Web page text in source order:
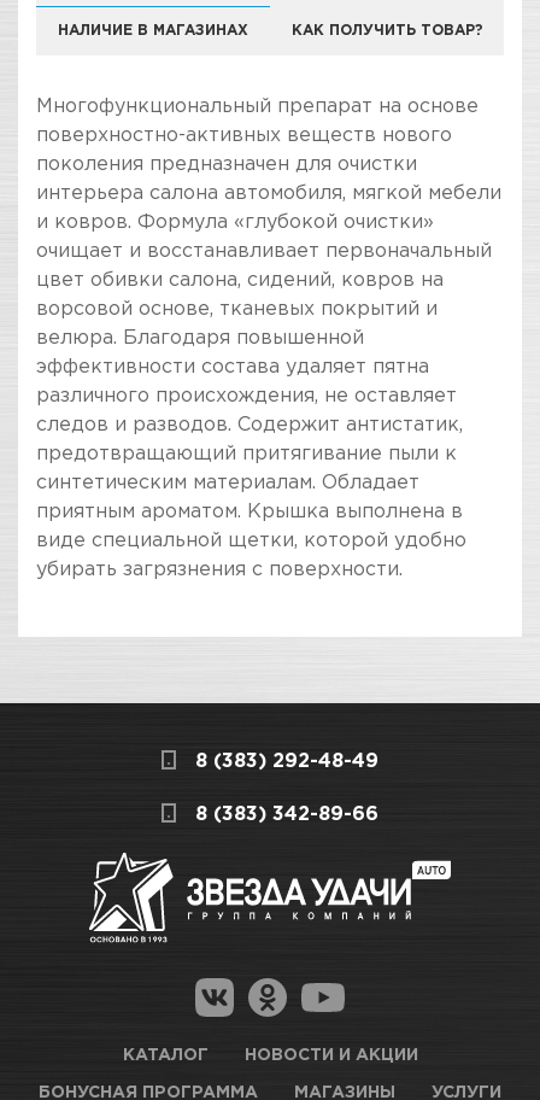
НАЛИЧИЕ В МАГАЗИНАХ КАК ПОЛУЧИТЬ ТОВАР?
Многофункциональный препарат на основе
поверхностно-активных веществ нового
поколения предназначен для очистки
интерьера салона автомобиля, мягкой мебели
и ковров. Формула «глубокой очистки»
очищает и восстанавливает первоначальный
цвет обивки салона, сидений, ковров на
ворсовой основе, тканевых покрытий и
велюра. Благодаря повышенной
эффективности состава удаляет пятна
различного происхождения, не оставляет
следов и разводов. Содержит антистатик,
предотвращающий притягивание пыли к
синтетическим материалам. Обладает
приятным ароматом. Крышка выполнена в
виде специальной щетки, которой удобно
убирать загрязнения с поверхности.
Очистка, Для текстиля,
Универсальное,
Прозрачный
Вес / Размер / Объем 335 мл
СКЛАДСКОЙ КОМПЛЕКС
Мало
Новосибирск, Петухова, 27/3
КАРТА ПРОЕЗДА И КОНТАКТЫ
получение товара максимально комфортными,
поэтому подготовили для Вас самую
Как купить товар?
Гарантия на товар
Магазины для получения товара
Оптовые поставки
8 (383) 292-48-49
8 (383) 342-89-66
КАТАЛОГ НОВОСТИ И АКЦИИ
БОНУСНАЯ ПРОГРАММА МАГАЗИНЫ УСЛУГИ